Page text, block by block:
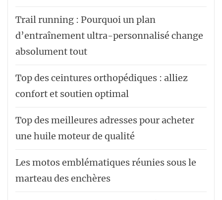
Trail running : Pourquoi un plan
d’entraînement ultra-personnalisé change
absolument tout
Top des ceintures orthopédiques : alliez
confort et soutien optimal
Top des meilleures adresses pour acheter
une huile moteur de qualité
Les motos emblématiques réunies sous le
marteau des enchères